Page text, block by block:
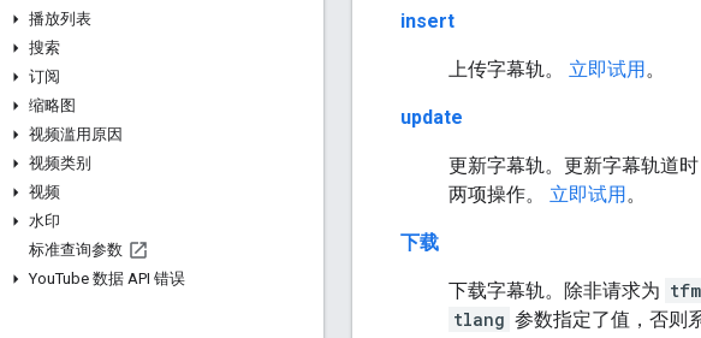
播放列表
搜索
订阅
缩略图
视频滥用原因
视频类别
视频
水印
标准查询参数
YouTube 数据 API 错误
insert
上传字幕轨。 立即试用。
update
更新字幕轨。更新字幕轨道
两项操作。 立即试用。
下载
下载字幕轨。除非请求为
tlang 参数指定了值，否则